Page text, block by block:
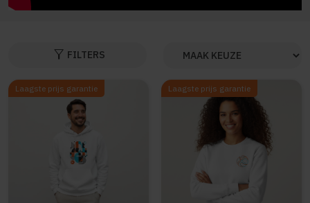
filter_alt FILTERS
Laagste prijs garantie Laagste prijs garantie